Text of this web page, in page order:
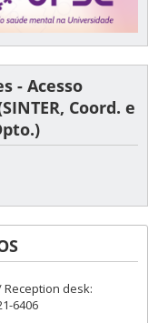
- Acesso
Coord. e
Reception desk:
6406